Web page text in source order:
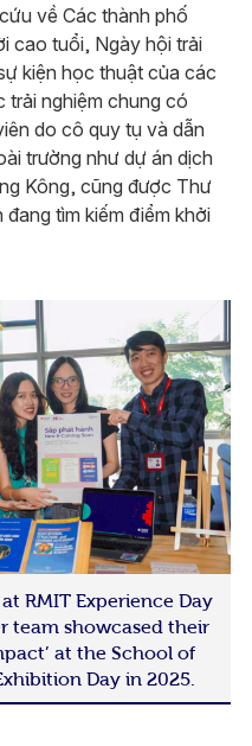
về Các thành phố
cao tuổi, Ngày hội trải
kiện học thuật của các
trải nghiệm chung có
do cô quy tụ và dẫn
trường như dự án dịch
Kông, cũng được Thư
tìm kiếm điểm khởi
RMIT Experience Day
team showcased their
at the School of
Day in 2025.